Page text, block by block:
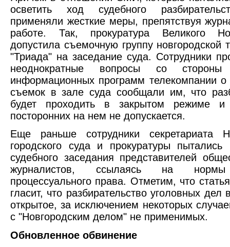
осветить ход судебного
применяли жесткие меры, препятствуя
работе. Так, прокуратура Великого
допустила съемочную группу новгородской
"Триада" на заседание суда. Сотрудники
неоднократные вопросы со стороны
информационных программ телекомпании о
съемок в зале суда сообщали им, что
будет проходить в закрытом режиме и
посторонних на нем не допускается.
Еще раньше сотрудники секретариата
городского суда и прокуратуры
судебного заседания представителей
журналистов, ссылаясь на нормы
процессуального права. Отметим, что
гласит, что разбирательство уголовных дел
открытое, за исключением некоторых
с "Новгородским делом" не применимых.
Обновленное обвинение